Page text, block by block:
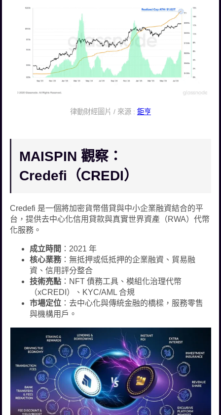
律動財經圖片 / 來源 : 鉅亨
MAISPIN 觀察：
Credefi（CREDI）
Credefi 是一個將加密貨幣借貸與中小企業融資結合的平
台，提供去中心化信用貸款與真實世界資產（RWA）代幣
化服務。
成立時間 ：2021 年
核心業務 ：無抵押或低抵押的企業融資、貿易融
資、信用評分整合
技術亮點 ：NFT 債務工具、模組化治理代幣
（xCREDI）、KYC/AML 合規
市場定位 ：去中心化與傳統金融的橋樑，服務零售
與機構用戶。